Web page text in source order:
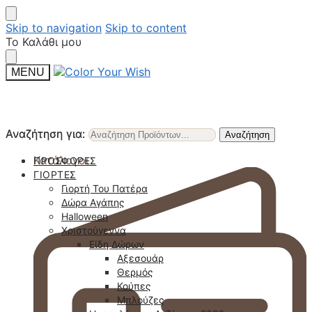
Skip to navigation Skip to content
Το Καλάθι μου
MENU
Αναζήτηση για: Αναζήτηση
Κατάλογοι
Αναζήτηση για: Αναζήτηση
ΠΡΟΣΦΟΡΈΣ
ΓΙΟΡΤΈΣ
Γιορτή Του Πατέρα
Δώρα Αγάπης
Halloween
Χριστούγεννα
Είδη Δώρων
Αξεσουάρ
Θερμός
Κούπες
Μπλούζες